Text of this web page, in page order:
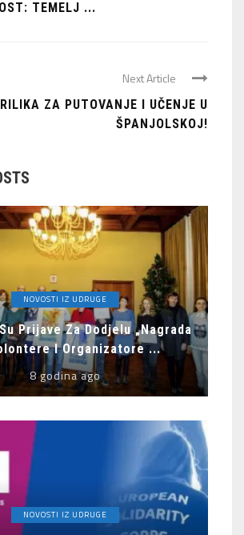
TEMELJ ...
Next Article
ZA PUTOVANJE I UČENJE U
ŠPANJOLSKOJ!
NOVOSTI IZ UDRUGE
Prijave Za Dodjelu „Nagrada
I Organizatore ...
8 godina ago
NOVOSTI IZ UDRUGE